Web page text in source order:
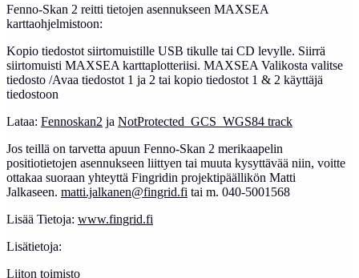
Fenno-Skan 2 reitti tietojen asennukseen MAXSEA
karttaohjelmistoon:
Kopio tiedostot siirtomuistille USB tikulle tai CD levylle. Siirrä
siirtomuisti MAXSEA karttaplotteriisi. MAXSEA Valikosta valitse
tiedosto /Avaa tiedostot 1 ja 2 tai kopio tiedostot 1 & 2 käyttäjä
tiedostoon
Lataa: Fennoskan2 ja NotProtected_GCS_WGS84 track
Jos teillä on tarvetta apuun Fenno-Skan 2 merikaapelin
positiotietojen asennukseen liittyen tai muuta kysyttävää niin, voitte
ottakaa suoraan yhteyttä Fingridin projektipäällikön Matti
Jalkaseen. matti.jalkanen@fingrid.fi tai m. 040-5001568
Lisää Tietoja: www.fingrid.fi
Lisätietoja:
Liiton toimisto